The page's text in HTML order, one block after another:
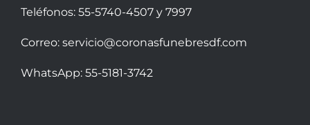
Teléfonos: 55-5740-4507y 7997
Correo: servicio@coronasfunebresdf.com
WhatsApp: 55-5181-3742